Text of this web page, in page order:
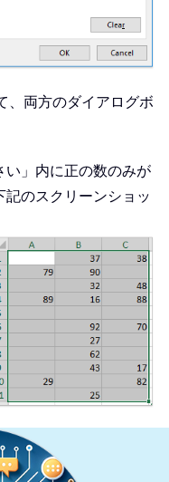
、両方のダイアログボ
い」内に正の数のみが
のスクリーンショッ